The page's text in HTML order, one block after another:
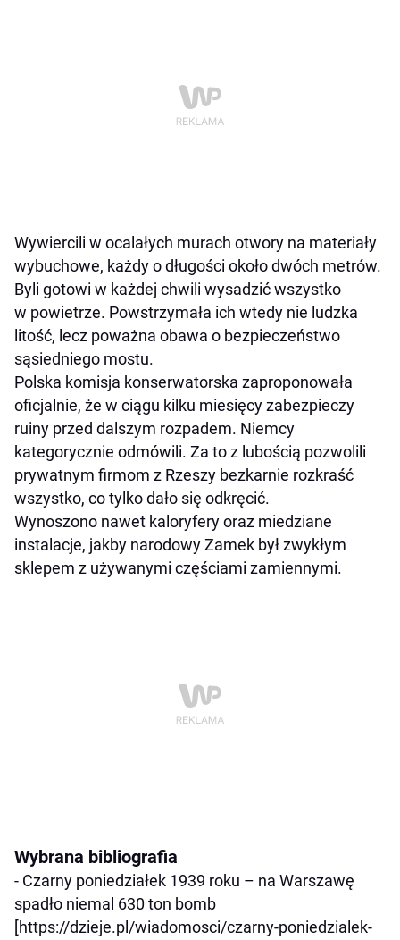
Wywiercili w ocalałych murach otwory na materiały
wybuchowe, każdy o długości około dwóch metrów.
Byli gotowi w każdej chwili wysadzić wszystko
w powietrze. Powstrzymała ich wtedy nie ludzka
litość, lecz poważna obawa o bezpieczeństwo
sąsiedniego mostu.
Polska komisja konserwatorska zaproponowała
oficjalnie, że w ciągu kilku miesięcy zabezpieczy
ruiny przed dalszym rozpadem. Niemcy
kategorycznie odmówili. Za to z lubością pozwolili
prywatnym firmom z Rzeszy bezkarnie rozkraść
wszystko, co tylko dało się odkręcić.
Wynoszono nawet kaloryfery oraz miedziane
instalacje, jakby narodowy Zamek był zwykłym
sklepem z używanymi częściami zamiennymi.
Wybrana bibliografia
- Czarny poniedziałek 1939 roku – na Warszawę
spadło niemal 630 ton bomb
[https://dzieje.pl/wiadomosci/czarny-poniedzialek-